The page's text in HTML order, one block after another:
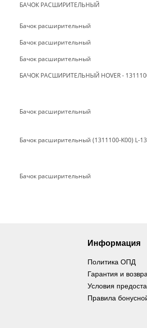
БАЧОК РАСШИРИТЕЛЬНЫЙ
Бачок расширительный
Бачок расширительный
Бачок расширительный
БАЧОК РАСШИРИТЕЛЬНЫЙ HOVER -
Бачок расширительный
Бачок расширительный
Информация
Политика ОПД
Гарантия и
Условия
Правила